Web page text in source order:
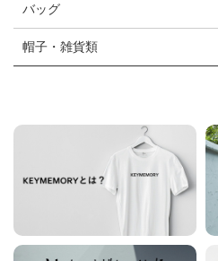
バッグ
帽子・雑貨類